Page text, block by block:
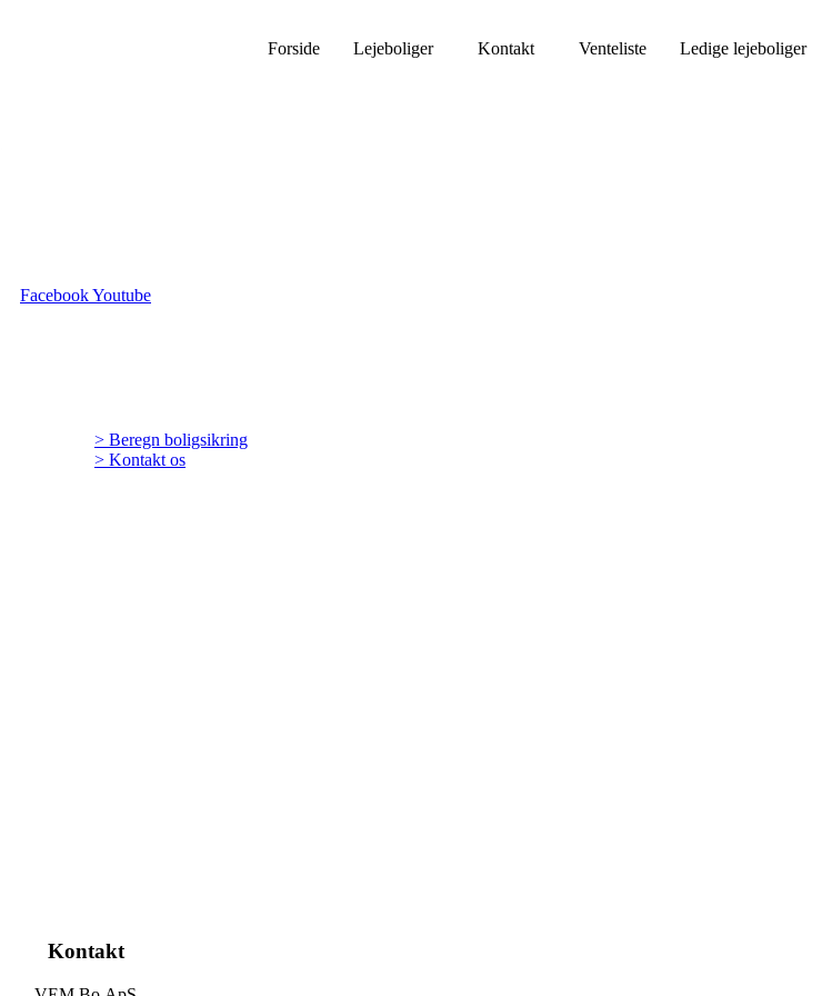
Forside Lejeboliger Kontakt Venteliste Ledige lejeboliger
FacebookYoutube
> Beregn boligsikring
> Kontakt os
Kontakt